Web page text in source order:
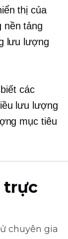
thị của
nền tảng
lưu lượng
các
lưu lượng
mục tiêu
trực
chuyên gia